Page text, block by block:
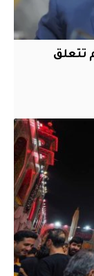
تتعلق